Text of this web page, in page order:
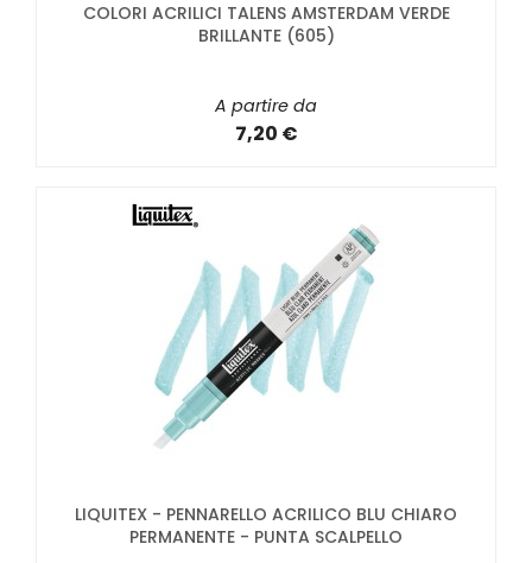
COLORI ACRILICI TALENS AMSTERDAM VERDE
BRILLANTE (605)
A partire da
7,20 €
LIQUITEX - PENNARELLO ACRILICO BLU CHIARO
PERMANENTE - PUNTA SCALPELLO